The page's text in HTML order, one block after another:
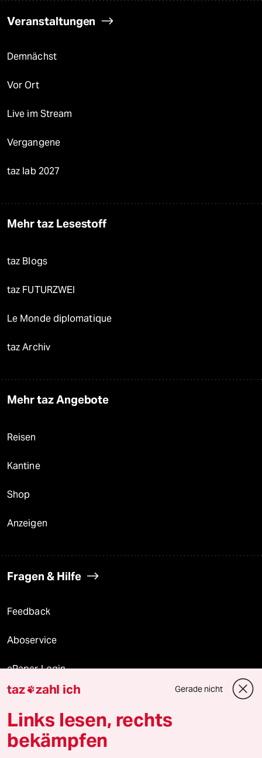
Veranstaltungen
Demnächst
Vor Ort
Live im Stream
Vergangene
taz lab 2027
Mehr taz Lesestoff
taz Blogs
taz FUTURZWEI
Le Monde diplomatique
taz Archiv
Mehr taz Angebote
Reisen
Kantine
Shop
Anzeigen
Fragen & Hilfe
Feedback
Aboservice
ePaper Login
Downloads für Abonnierende
© 2026 taz Verlags und Vertriebs GmbH
taz zahl ich Gerade nicht
Links lesen, rechts
bekämpfen